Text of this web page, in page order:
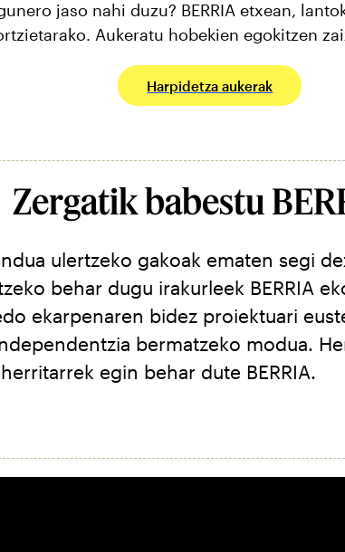
jaso nahi duzu? BERRIA etxean,
Aukeratu hobekien egokitzen
Harpidetza aukerak
Zergatik babestu
ulertzeko gakoak ematen segi
behar dugu irakurleek BERRIA
ekarpenaren bidez proiektuari
bermatzeko modua.
herritarrek egin behar dute BERRIA.